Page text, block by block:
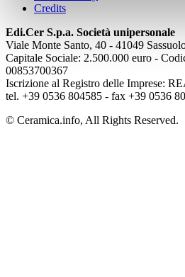
Credits
Edi.Cer S.p.a. Società unipersonale
Viale Monte Santo, 40 - 41049
Capitale Sociale: 2.500.000 euro -
00853700367
Iscrizione al Registro delle Imprese:
tel. +39 0536 804585 - fax +39 0536
© Ceramica.info, All Rights Reserved.